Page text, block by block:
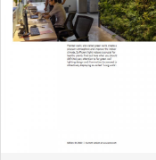
Bäume perfekt beleuchten